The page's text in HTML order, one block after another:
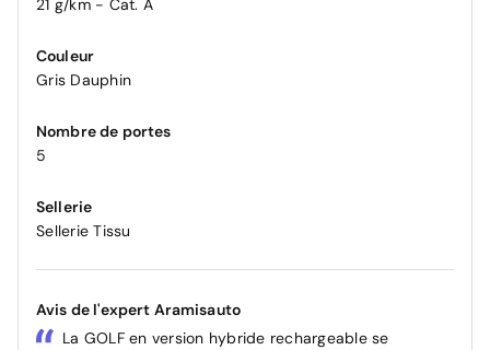
21 g/km - Cat. A
Couleur
Gris Dauphin
Nombre de portes
5
Sellerie
Sellerie Tissu
Avis de l'expert Aramisauto
La GOLF en version hybride rechargeable se